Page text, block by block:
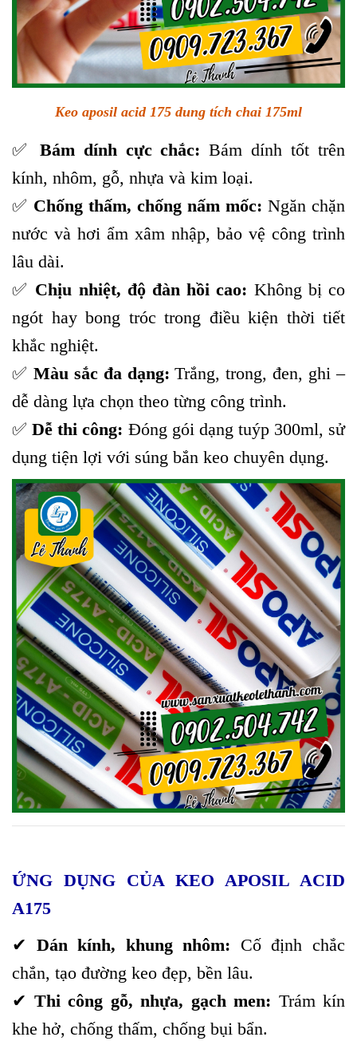
Keo aposil acid 175 dung tích chai 175ml
✅ Bám dính cực chắc: Bám dính tốt trên
kính, nhôm, gỗ, nhựa và kim loại.
✅ Chống thấm, chống nấm mốc: Ngăn chặn
nước và hơi ẩm xâm nhập, bảo vệ công trình
lâu dài.
✅ Chịu nhiệt, độ đàn hồi cao: Không bị co
ngót hay bong tróc trong điều kiện thời tiết
khắc nghiệt.
✅ Màu sắc đa dạng: Trắng, trong, đen, ghi –
dễ dàng lựa chọn theo từng công trình.
✅Dễ thi công: Đóng gói dạng tuýp 300ml, sử
dụng tiện lợi với súng bắn keo chuyên dụng.
ỨNG DỤNG CỦA KEO APOSIL ACID
A175
✔ Dán kính, khung nhôm: Cố định chắc
chắn, tạo đường keo đẹp, bền lâu.
✔ Thi công gỗ, nhựa, gạch men: Trám kín
khe hở, chống thấm, chống bụi bẩn.